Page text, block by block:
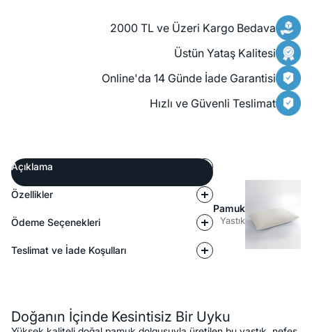
2000 TL ve Üzeri Kargo Bedava
Üstün Yataş Kalitesi
Online'da 14 Günde İade Garantisi
Hızlı ve Güvenli Teslimat
Açıklama
Özellikler
Ödeme Seçenekleri
Teslimat ve İade Koşulları
Pamuk
Yastık
Doğanın İçinde Kesintisiz Bir Uyku